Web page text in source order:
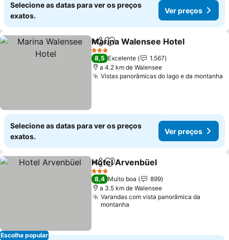
Selecione as datas para ver os preços
exatos.
Ver preços
PartilharAdicionar aos favoritos
Marina Walensee Hotel
3 Estrelas
8,5 Excelente
1.567
a 4.2 km de Walensee
Vistas panorâmicas do lago e da montanha
Selecione as datas para ver os preços
exatos.
Ver preços
Escolha popular
PartilharAdicionar aos favoritos
Hotel Arvenbüel
3 Estrelas
8,4 Muito boa
899
a 3.5 km de Walensee
Varandas com vista panorâmica da
montanha